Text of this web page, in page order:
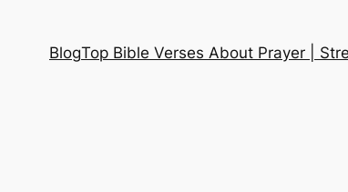
BlogTop Bible Verses About Prayer |